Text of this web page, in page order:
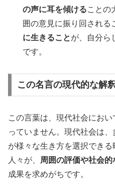
の声に耳を傾けることの
囲の意見に振り回される
に生きることが、自分ら
です。
この名言の現代的な解
この言葉は、現代社会にお
っていません。現代社会は
が様々な生き方を選択でき
人々が、
周囲の評価や社会的
成果を求めがちです。